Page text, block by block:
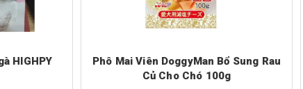
HIGHPY
Phô Mai Viên DoggyMan Bổ Sung Rau
Củ Cho Chó 100g